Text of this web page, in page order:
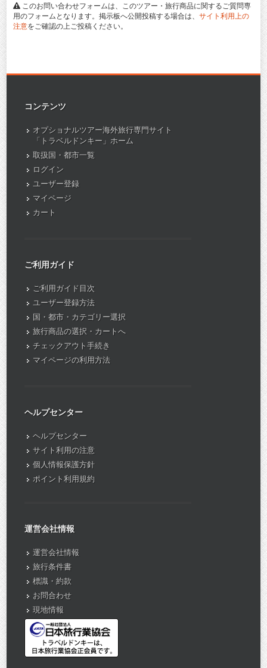
このお問い合わせフォームは、このツアー・旅行商品に関するご質問専
用のフォームとなります。掲示板へ公開投稿する場合は、 サイト利用上の
注意をご確認の上ご投稿ください。
コンテンツ
オプショナルツアー海外旅行専門サイト
「トラベルドンキー」ホーム
取扱国・都市一覧
ログイン
ユーザー登録
マイページ
カート
ご利用ガイド
ご利用ガイド目次
ユーザー登録方法
国・都市・カテゴリー選択
旅行商品の選択・カートへ
チェックアウト手続き
マイページの利用方法
ヘルプセンター
ヘルプセンター
サイト利用の注意
個人情報保護方針
ポイント利用規約
運営会社情報
運営会社情報
旅行条件書
標識・約款
お問合わせ
現地情報